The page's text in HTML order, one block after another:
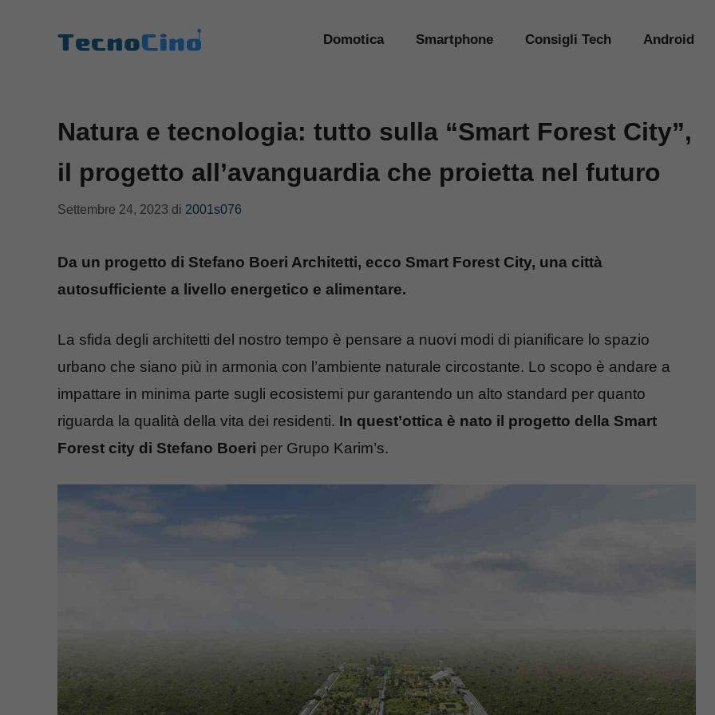
Domotica Smartphone Consigli Tech Android
Natura e tecnologia: tutto sulla “Smart Forest City”,
il progetto all’avanguardia che proietta nel futuro
Settembre 24, 2023 di 2001s076
Da un progetto di Stefano Boeri Architetti, ecco Smart Forest City, una città
autosufficiente a livello energetico e alimentare.
La sfida degli architetti del nostro tempo è pensare a nuovi modi di pianificare lo spazio
urbano che siano più in armonia con l’ambiente naturale circostante. Lo scopo è andare a
impattare in minima parte sugli ecosistemi pur garantendo un alto standard per quanto
riguarda la qualità della vita dei residenti. In quest’ottica è nato il progetto della Smart
Forest city di Stefano Boeri per Grupo Karim’s.